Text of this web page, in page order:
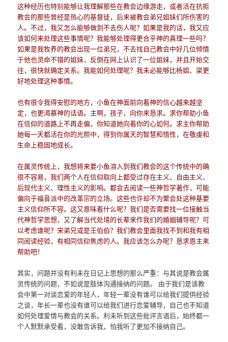
这种经历也特别能够让我理解那些在教会边缘游走，或者活在抗拒
教会的那些曾经是热心的基督徒，后来被教会弟兄姐妹们所伤害的
人。不过，我又怎么能够做到不去伤人呢？如果是我的话，我又应
该如何来处理这些事情呢？我能够处理得更合乎神的真理一些吗？
如果是我牧养的教会出现一位弟兄，不去找自己教会中好几位倾情
于他也灵命不错的姐妹，反倒在网上认识了一位姐妹，并且开始交
往，很快就确定关系。我能如何处理呢？我未必能够比杨姐、梁更
好地处理这种事情。
也有很令我得安慰的地方，小鱼在神面前向着神的信心越来越坚
定，也更渴慕神的话语。主啊，孩子，向你来恳求。求你帮助小鱼
在信仰的道路上不再走偏，你知道她向着你的心如何。求主你帮助
她每一天都活在你的光照中，得到你属天的智慧和悟性，在敬虔和
生命上稳固地成长。
在属灵传统上，我想将来要小鱼溶入到我们教会的这个传统中的确
很不容易，我们两个人在信仰取向上都受过存在主义、自由主义、
后现代主义、理性主义的影响。都会去阅读一些神哲学著作，可能
偏向于福音派中的改革宗的立场。这些也许却不为聚会处这种基要
主义信仰所不容。这又意味着什么呢？我们是否需要找一位接触当
代神哲学思想，又了解当代处境的长辈来作我们的婚姻辅导呢？可
以考虑谁呢？宋弟兄或是王伯伯？我们教会里面我找不到和我有相
同阅读经验，有相同信仰焦虑的人。我应该怎么办呢？恳求恩主来
帮助吧！
其实，问题并没有利未在日记上思想的那么严重：与其说是教会属
灵传统的问题，不如说是肢体沟通接纳的问题。 由于我们是该教
会中第一对谈恋爱的年轻人，年轻一辈没有谁可以给我们提供经验
之谈，年长一辈也没有谁可以给我们进行恋爱辅导，自己也不知道
如何处理爱情与教会的关系。利未听到这些批评言语后，始终都一
个人默默承受着，没敢告诉我，怕我听了更加不接纳自己。